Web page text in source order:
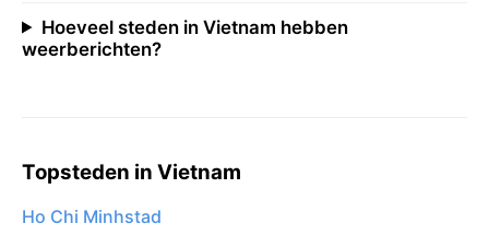
Hoeveel steden in Vietnam hebben
weerberichten?
Topsteden in Vietnam
Ho Chi Minhstad